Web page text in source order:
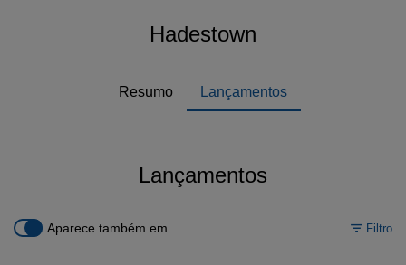
Hadestown
Resumo Lançamentos
Lançamentos
Aparece também em Filtro